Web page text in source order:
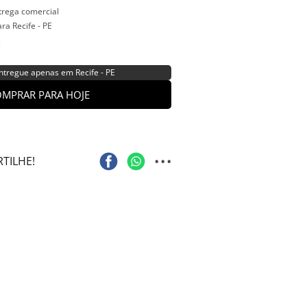
comercial
Recife - PE
apenas em Recife - PE
PARA HOJE
...